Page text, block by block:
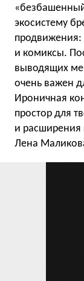
экосистему
продвижения:
и комиксы.
выводящих
очень важен
Ироничная
простор для
и расширения
Лена